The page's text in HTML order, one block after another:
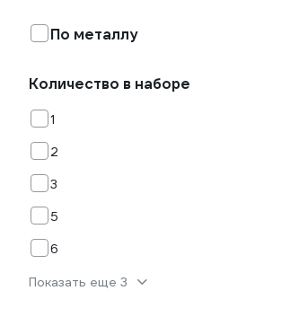
По металлу
Количество в наборе
1
2
3
5
6
Показать еще 3